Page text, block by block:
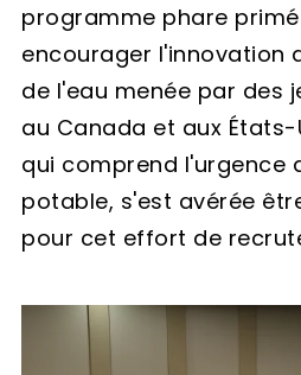
programme phare
encourager l'innovation
de l'eau menée par des
au Canada et aux États-
qui comprend l'urgence
potable, s'est avérée
pour cet effort de